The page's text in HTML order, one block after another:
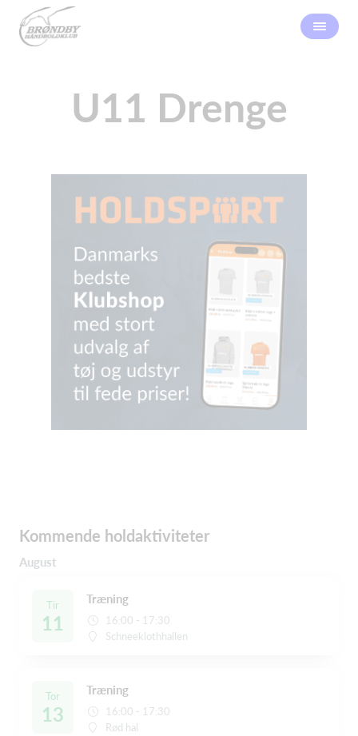
U11 Drenge
Kommende holdaktiviteter
August
Tir
11
Træning
16:00 - 17:30
Schneeklothhallen
Tor
13
Træning
16:00 - 17:30
Rød hal